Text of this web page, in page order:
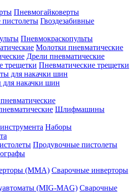
Пневмогайковерты
Гвоздезабивные
Пневмокраскопульты
Молотки пневматические
Дрели пневматические
Пневматические трещетки
накачки шин
Шлифмашины
Наборы
Продувочные пистолеты
Сварочные инверторы
Сварочные